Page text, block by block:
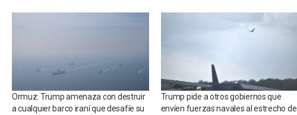
Ormuz: Trump amenaza con destruir
a cualquier barco iraní que desafíe su
Trump pide a otros gobiernos que
envíen fuerzas navales al estrecho de